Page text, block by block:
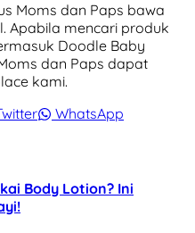
Moms dan Paps bawa
Apabila mencari produk
Doodle Baby
dan Paps dapat
kami.
WhatsApp
Body Lotion? Ini